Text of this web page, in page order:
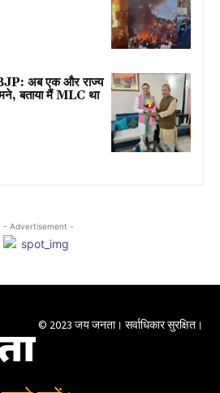
अब एक और राज्य
बताया मैं MLC था
- Advertisement -
© 2023 जय जनता। सर्वाधिकार सुरक्षित।